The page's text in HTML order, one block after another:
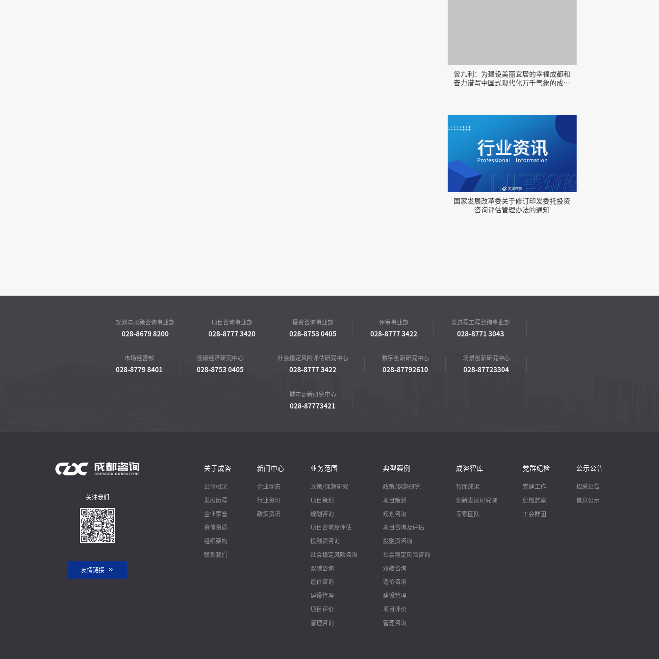
曾九利：为建设美丽宜居的幸福成都和
奋力谱写中国式现代化万千气象的成都
国家发展改革委关于修订印发委托投资
咨询评估管理办法的通知
规划与政策咨询事业部
028-8679 8200
项目咨询事业部
028-8777 3420
投资咨询事业部
028-8753 0405
评审事业部
028-8777 3422
全过程工程咨询事业部
028-8771 3043
市场经营部
028-8779 8401
低碳经济研究中心
028-8753 0405
社会稳定风险评估研究中心
028-8777 3422
数字创新研究中心
028-87792610
场景创新研究中心
028-87723304
城市更新研究中心
028-87773421
关注我们
友情链接
关于成咨
公司概况
发展历程
企业荣誉
资信资质
组织架构
联系我们
新闻中心
企业动态
行业资讯
政策资讯
业务范围
政策/课题研究
项目策划
规划咨询
项目咨询及评估
投融资咨询
社会稳定风险咨询
双碳咨询
造价咨询
建设管理
项目评价
管理咨询
典型案例
政策/课题研究
项目策划
规划咨询
项目咨询及评估
投融资咨询
社会稳定风险咨询
双碳咨询
造价咨询
建设管理
项目评价
管理咨询
成咨智库
智库成果
创新发展研究院
专家团队
党群纪检
党建工作
纪检监察
工会群团
公示公告
招采公告
信息公示